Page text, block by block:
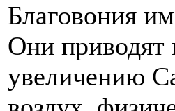
Благовония
Они приводят
увеличению